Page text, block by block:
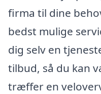
firma til dine
bedst mulige
dig selv en
tilbud, så du kan
træffer en